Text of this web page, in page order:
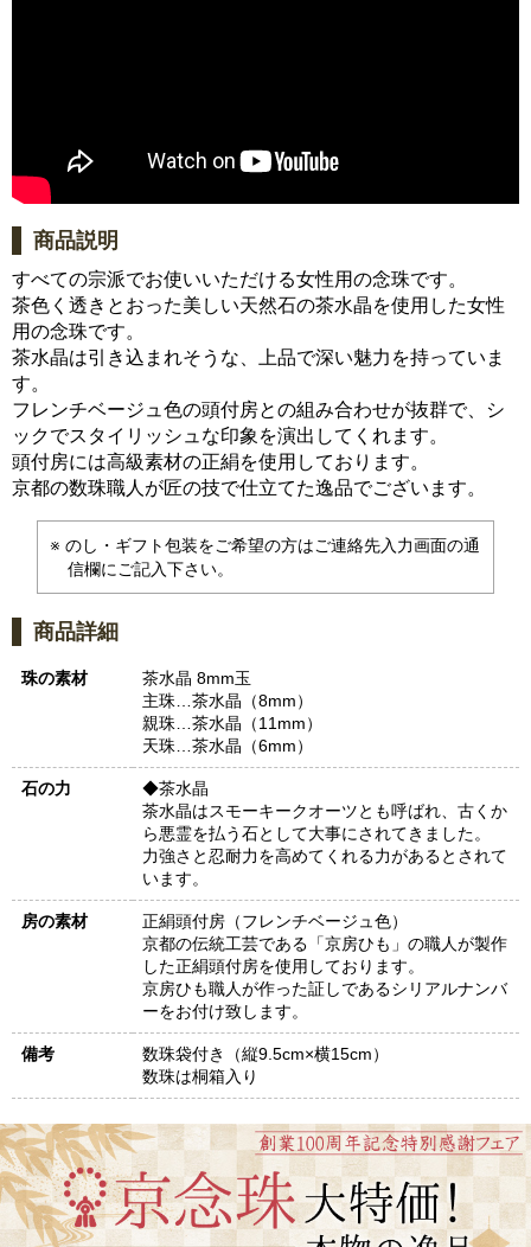
商品説明
すべての宗派でお使いいただける女性用の念珠です。
茶色く透きとおった美しい天然石の茶水晶を使用した女性
用の念珠です。
茶水晶は引き込まれそうな、上品で深い魅力を持っていま
す。
フレンチベージュ色の頭付房との組み合わせが抜群で、シ
ックでスタイリッシュな印象を演出してくれます。
頭付房には高級素材の正絹を使用しております。
京都の数珠職人が匠の技で仕立てた逸品でございます。
のし・ギフト包装をご希望の方はご連絡先入力画面の通
信欄にご記入下さい。
商品詳細
珠の素材
茶水晶 8mm玉
主珠…茶水晶（8mm）
親珠…茶水晶（11mm）
天珠…茶水晶（6mm）
石の力
◆茶水晶
茶水晶はスモーキークオーツとも呼ばれ、古くか
ら悪霊を払う石として大事にされてきました。
力強さと忍耐力を高めてくれる力があるとされて
います。
房の素材
正絹頭付房（フレンチベージュ色）
京都の伝統工芸である「京房ひも」の職人が製作
した正絹頭付房を使用しております。
京房ひも職人が作った証しであるシリアルナンバ
ーをお付け致します。
備考
数珠袋付き（縦9.5cm×横15cm）
数珠は桐箱入り